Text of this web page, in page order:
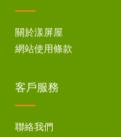
關於漾屏屋
網站使用條款
客戶服務
聯絡我們